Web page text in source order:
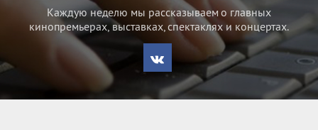
Каждую неделю мы рассказываем о главных
кинопремьерах, выставках, спектаклях и концертах.